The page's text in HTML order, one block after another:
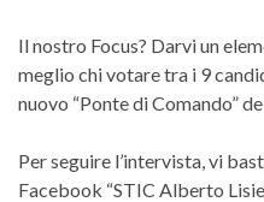
Il nostro Focus? Darvi un
meglio chi votare tra i 9
nuovo “Ponte di Comando”
Per seguire l’intervista, vi
Facebook “STIC Alberto